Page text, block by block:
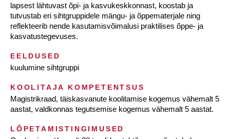
lapsest lähtuvast õpi- ja kasvukeskkonnast, koostab ja
tutvustab eri sihtgruppidele mängu- ja õppematerjale ning
reflekteerib nende kasutamisvõimalusi praktilises õppe- ja
kasvatustegevuses.
EELDUSED
kuulumine sihtgruppi
KOOLITAJA KOMPETENTSUS
Magistrikraad, täiskasvanute koolitamise kogemus vähemalt 5
aastat, valdkonnas tegutsemise kogemus vähemalt 5 aastat.
LÕPETAMISTINGIMUSED